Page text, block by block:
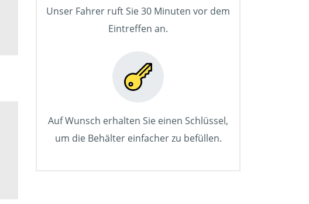
Unser Fahrer ruft Sie 30 Minuten vor dem
Eintreffen an.
Auf Wunsch erhalten Sie einen Schlüssel,
um die Behälter einfacher zu befüllen.